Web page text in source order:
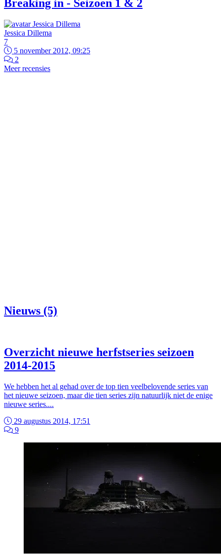
Breaking in - Seizoen 1 & 2
Jessica Dillema
7
5 november 2012, 09:25
2
Meer recensies
Nieuws (5)
Overzicht nieuwe herfstseries seizoen
2014-2015
We hebben het al gehad over de top tien veelbelovende series van
het nieuwe seizoen, maar die tien series zijn natuurlijk niet de enige
nieuwe series....
29 augustus 2014, 17:51
9